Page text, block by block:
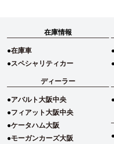
在庫情報
在庫車
スペシャリティカー
ディーラー
アバルト大阪中央
フィアット大阪中央
ケータハム大阪
モーガンカーズ大阪